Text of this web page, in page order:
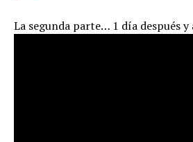
La segunda parte… 1 día después y